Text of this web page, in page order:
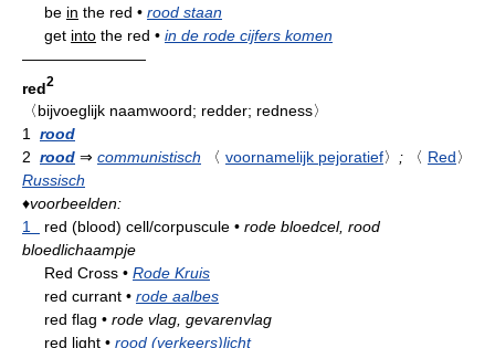
be in the red • rood staan
get into the red • in de rode cijfers komen
————————
red2
〈bijvoeglijk naamwoord; redder; redness〉
1 rood
2 rood ⇒ communistisch 〈 voornamelijk pejoratief〉 ; 〈 Red〉
Russisch
♦voorbeelden:
1
red (blood) cell/corpuscule • rode bloedcel, rood
bloedlichaampje
Red Cross • Rode Kruis
red currant • rode aalbes
red flag • rode vlag, gevarenvlag
red light • rood (verkeers)licht